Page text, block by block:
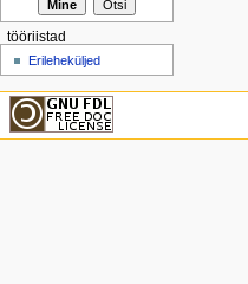
tööriistad
Erileheküljed